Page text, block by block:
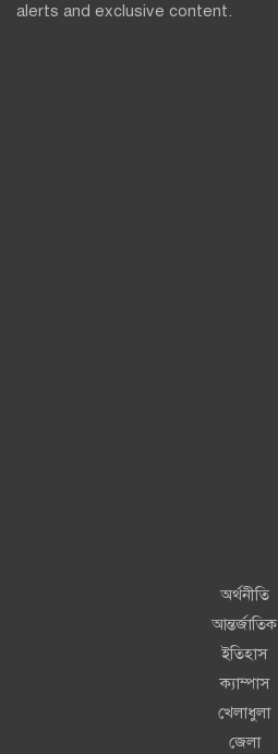
alerts and exclusive content.
অর্থনীতি
আন্তর্জাতিক
ইতিহাস
ক্যাম্পাস
খেলাধুলা
জেলা